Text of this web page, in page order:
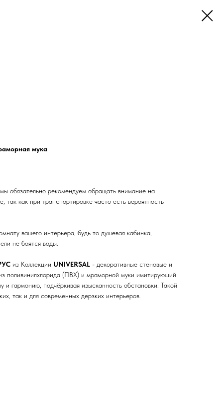
мука
обязательно рекомендуем обращать внимание на
как при транспортировке часто есть вероятность
вашего интерьера, будь то душевая кабинка,
не боятся воды.
из Коллекции UNIVERSAL - декоративные стеновые и
поливинилхлорида (ПВХ) и мраморной муки имитирующий
и гармонию, подчёркивая изысканность обстановки. Такой
так и для современных дерзких интерьеров.